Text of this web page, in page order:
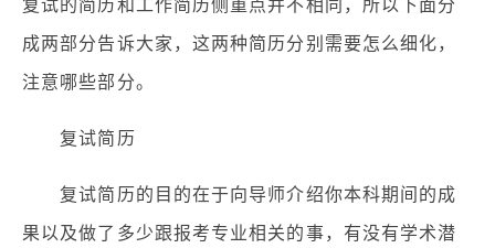
复试的简历和工作简历侧重点并不相同，所以下面分
成两部分告诉大家，这两种简历分别需要怎么细化，
注意哪些部分。
复试简历
复试简历的目的在于向导师介绍你本科期间的成
果以及做了多少跟报考专业相关的事，有没有学术潜